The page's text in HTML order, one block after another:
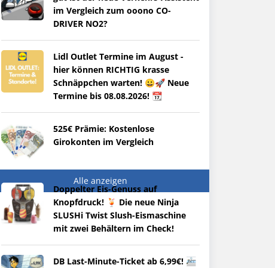
im Vergleich zum ooono CO-
DRIVER NO2?
Lidl Outlet Termine im August -
hier können RICHTIG krasse
Schnäppchen warten! 😀🚀 Neue
Termine bis 08.08.2026! 📆
525€ Prämie: Kostenlose
Girokonten im Vergleich
Alle anzeigen
Doppelter Eis-Genuss auf
Knopfdruck! 🍹 Die neue Ninja
SLUSHi Twist Slush-Eismaschine
mit zwei Behältern im Check!
DB Last-Minute-Ticket ab 6,99€! 🚈